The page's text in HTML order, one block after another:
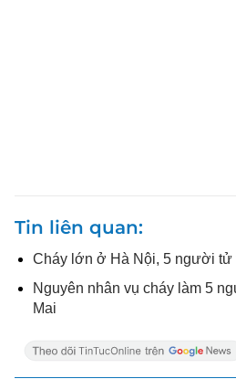
Tin liên quan
Cháy lớn ở Hà Nội, 5 người tử
Nguyên nhân vụ cháy làm 5
Mai